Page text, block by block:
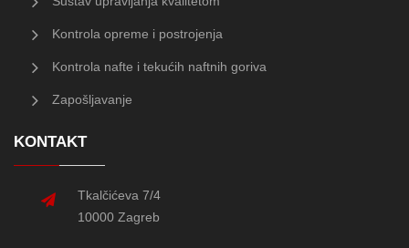
Kontrola opreme i postrojenja
Kontrola nafte i tekućih naftnih goriva
Zapošljavanje
KONTAKT
Tkalčićeva 7/4
10000 Zagreb